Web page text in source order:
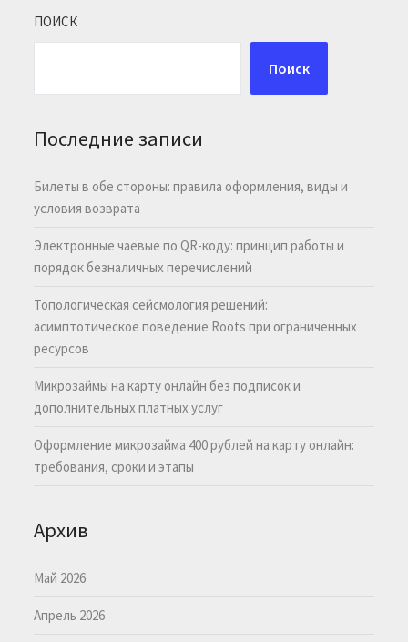
ПОИСК
Поиск
Последние записи
Билеты в обе стороны: правила оформления, виды и
условия возврата
Электронные чаевые по QR-коду: принцип работы и
порядок безналичных перечислений
Топологическая сейсмология решений:
асимптотическое поведение Roots при ограниченных
ресурсов
Микрозаймы на карту онлайн без подписок и
дополнительных платных услуг
Оформление микрозайма 400 рублей на карту онлайн:
требования, сроки и этапы
Архив
Май 2026
Апрель 2026